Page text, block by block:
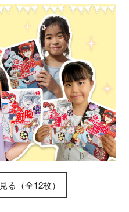
る（全12枚）